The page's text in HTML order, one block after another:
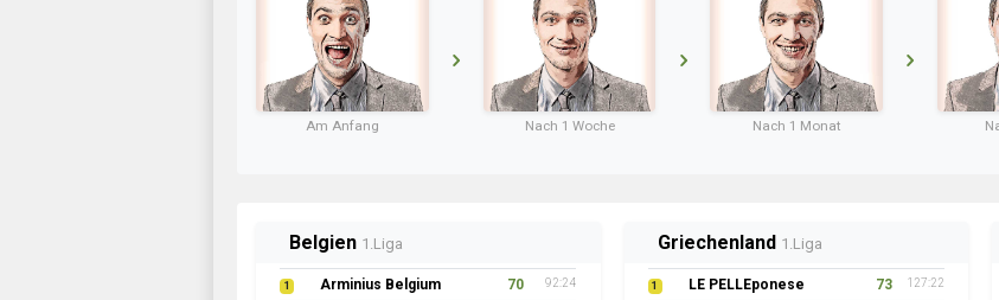
Am Anfang Nach 1 Woche Nach 1 Monat
Belgien 1.Liga
1 Arminius Belgium 70 92:24
Griechenland 1.Liga
1 LE PELLEponese 73 127:22